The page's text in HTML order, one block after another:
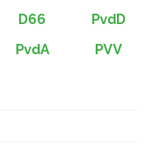
D66
PvdD
PvdA
PVV